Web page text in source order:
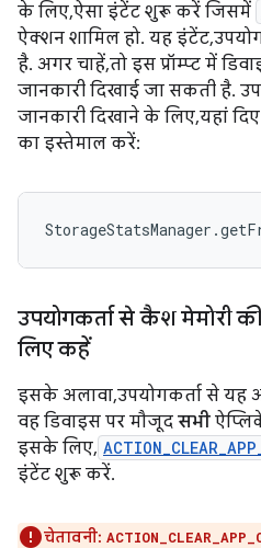
के लिए, ऐसा इंटेंट शुरू करें जिसमें
ऐक्शन शामिल हो. यह इंटेंट,
है. अगर चाहें, तो इस प्रॉम्प्ट में
जानकारी दिखाई जा सकती है.
जानकारी दिखाने के लिए, यहां
का इस्तेमाल करें:
उपयोगकर्ता से कैश मेमोरी
लिए कहें
इसके अलावा, उपयोगकर्ता से यह
वह डिवाइस पर मौजूद सभी
इसके लिए,
इंटेंट शुरू करें.
चेतावनी: